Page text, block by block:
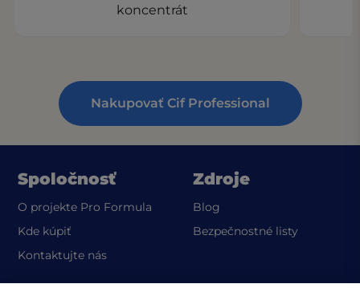
koncentrát
Nakupovať Cif Professional
Spoločnosť
O projekte Pro Formula
Kde kúpiť
Kontaktujte nás
Zdroje
Blog
Bezpečnostné listy